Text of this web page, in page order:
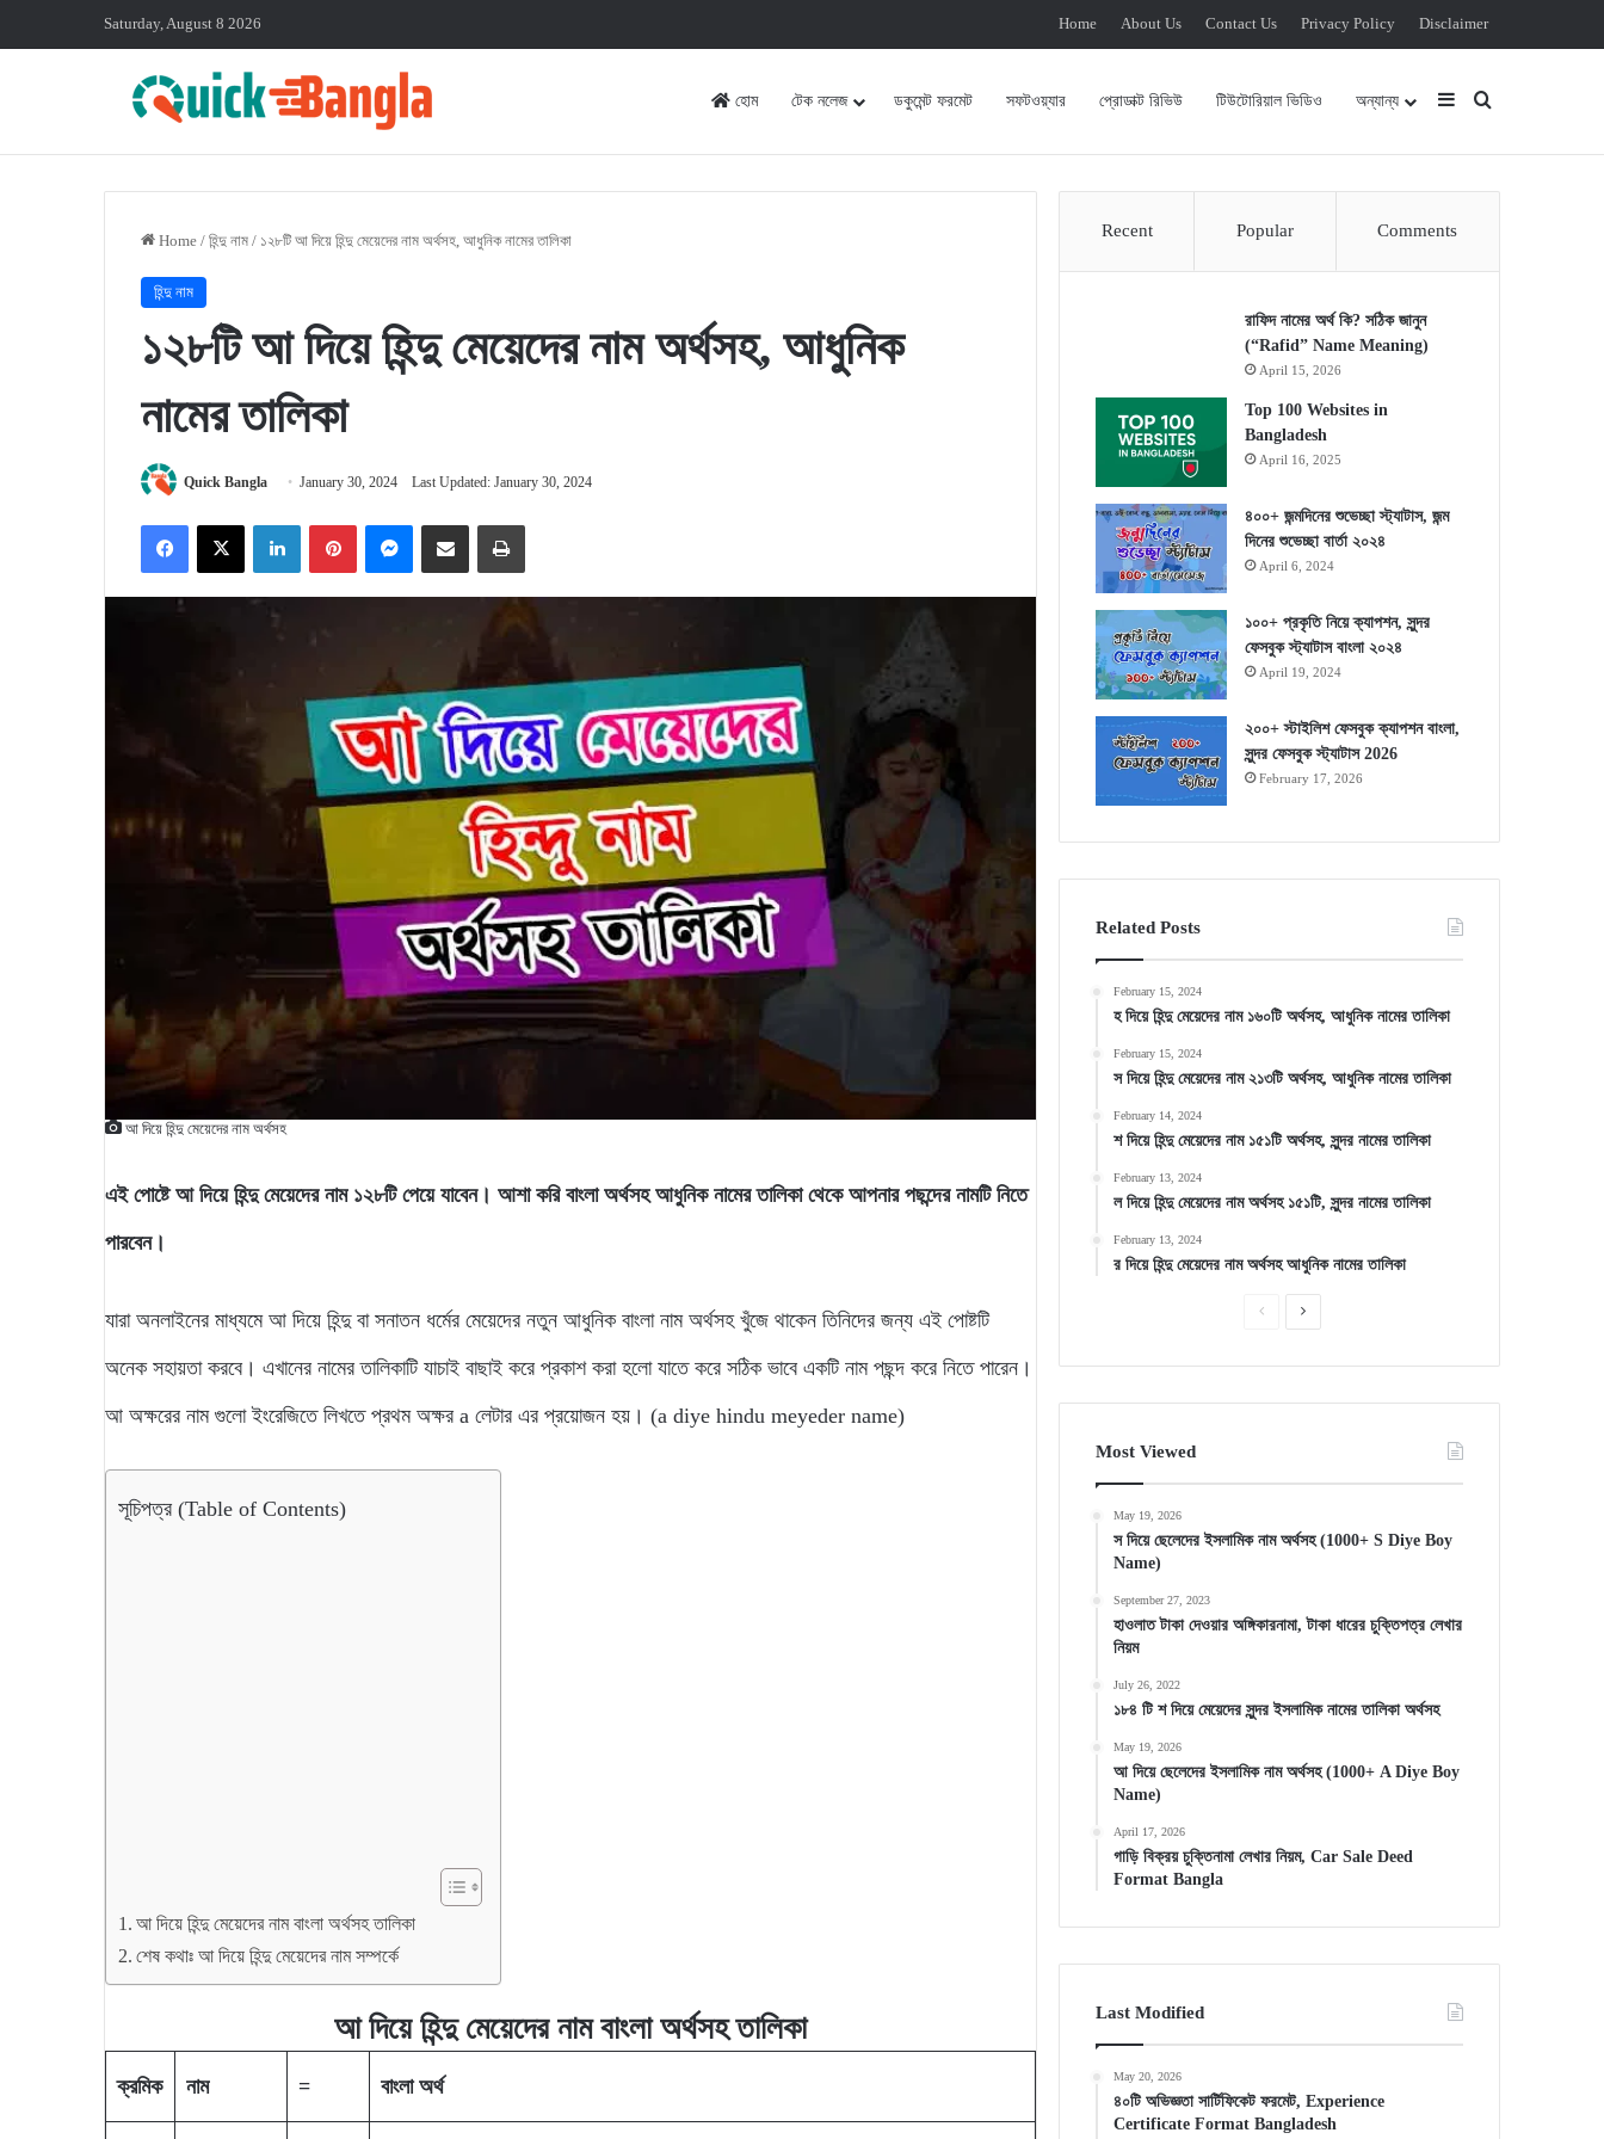
Saturday, August 8 2026 Home About Us Contact Us Privacy Policy Disclaimer
হোম টেক নলেজ ডকুমেন্ট ফরমেট সফটওয়্যার প্রোডাক্ট রিভিউ টিউটোরিয়াল ভিডিও অন্যান্য Sidebar
Home / হিন্দু নাম / ১২৮টি আ দিয়ে হিন্দু মেয়েদের নাম অর্থসহ, আধুনিক নামের তালিকা
হিন্দু নাম
১২৮টি আ দিয়ে হিন্দু মেয়েদের নাম অর্থসহ, আধুনিক
নামের তালিকা
Quick Bangla January 30, 2024 Last Updated: January 30, 2024
FacebookX LinkedInPinterestMessengerShare via Email Print
আ দিয়ে হিন্দু মেয়েদের নাম অর্থসহ
এই পোষ্টে আ দিয়ে হিন্দু মেয়েদের নাম ১২৮টি পেয়ে যাবেন। আশা করি বাংলা অর্থসহ আধুনিক নামের তালিকা থেকে আপনার পছন্দের নামটি নিতে
পারবেন।
যারা অনলাইনের মাধ্যমে আ দিয়ে হিন্দু বা সনাতন ধর্মের মেয়েদের নতুন আধুনিক বাংলা নাম অর্থসহ খুঁজে থাকেন তিনিদের জন্য এই পোষ্টটি
অনেক সহায়তা করবে। এখানের নামের তালিকাটি যাচাই বাছাই করে প্রকাশ করা হলো যাতে করে সঠিক ভাবে একটি নাম পছন্দ করে নিতে পারেন।
আ অক্ষরের নাম গুলো ইংরেজিতে লিখতে প্রথম অক্ষর a লেটার এর প্রয়োজন হয়। (a diye hindu meyeder name)
সূচিপত্র (Table of Contents)
আ দিয়ে হিন্দু মেয়েদের নাম বাংলা অর্থসহ তালিকা
শেষ কথাঃ আ দিয়ে হিন্দু মেয়েদের নাম সম্পর্কে
আদিয়ে হিন্দু মেয়েদের নাম বাংলা অর্থসহ তালিকা
ক্রমিক নাম = বাংলাঅর্থ
Recent Popular Comments
রাফিদ নামের অর্থ কি? সঠিক জানুন
(“Rafid” Name Meaning)
April 15, 2026
Top 100 Websites in
Bangladesh
April 16, 2025
৪০০+ জন্মদিনের শুভেচ্ছা স্ট্যাটাস, জন্ম
দিনের শুভেচ্ছা বার্তা ২০২৪
April 6, 2024
১০০+ প্রকৃতি নিয়ে ক্যাপশন, সুন্দর
ফেসবুক স্ট্যাটাস বাংলা ২০২৪
April 19, 2024
২০০+ স্টাইলিশ ফেসবুক ক্যাপশন বাংলা,
সুন্দর ফেসবুক স্ট্যাটাস 2026
February 17, 2026
Related Posts
February 15, 2024
হ দিয়ে হিন্দু মেয়েদের নাম ১৬০টি অর্থসহ, আধুনিক নামের তালিকা
February 15, 2024
স দিয়ে হিন্দু মেয়েদের নাম ২১৩টি অর্থসহ, আধুনিক নামের তালিকা
February 14, 2024
শ দিয়ে হিন্দু মেয়েদের নাম ১৫১টি অর্থসহ, সুন্দর নামের তালিকা
February 13, 2024
ল দিয়ে হিন্দু মেয়েদের নাম অর্থসহ ১৫১টি, সুন্দর নামের তালিকা
February 13, 2024
র দিয়ে হিন্দু মেয়েদের নাম অর্থসহ আধুনিক নামের তালিকা
PreviousNext
Most Viewed
May 19, 2026
স দিয়ে ছেলেদের ইসলামিক নাম অর্থসহ (1000+ S Diye Boy
Name)
September 27, 2023
হাওলাত টাকা দেওয়ার অঙ্গিকারনামা, টাকা ধারের চুক্তিপত্র লেখার
নিয়ম
July 26, 2022
১৮৪ টি শ দিয়ে মেয়েদের সুন্দর ইসলামিক নামের তালিকা অর্থসহ
May 19, 2026
আ দিয়ে ছেলেদের ইসলামিক নাম অর্থসহ (1000+ A Diye Boy
Name)
April 17, 2026
গাড়ি বিক্রয় চুক্তিনামা লেখার নিয়ম, Car Sale Deed
Format Bangla
Last Modified
May 20, 2026
৪০টি অভিজ্ঞতা সার্টিফিকেট ফরমেট, Experience
Certificate Format Bangladesh